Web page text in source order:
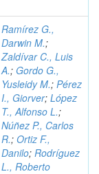
Ramírez G.,
Darwin M.;
Zaldívar C., Luis
A.; Gordo G.,
Yusleidy M.; Pérez
I., Giorver; López
T., Alfonso L.;
Núñez P., Carlos
R.; Ortiz F.,
Danilo; Rodríguez
L., Roberto